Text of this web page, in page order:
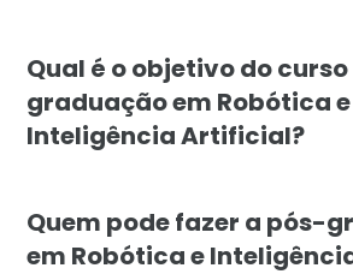
Qual é o objetivo do
graduação em Robótica e
Inteligência Artificial?
Quem pode fazer a pós-
em Robótica e